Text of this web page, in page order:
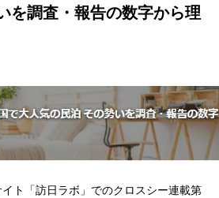
を調査・報告の数字から理
ト「訪日ラボ」でのクロスシー連載第